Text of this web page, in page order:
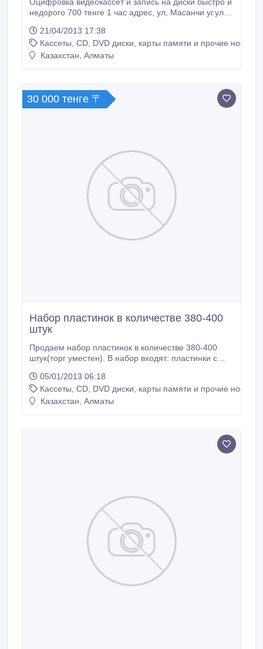
недорого 700 тенге 1 час адрес, ул, Масанчи уг.ул
7072365101.
21/04/2013 17:38
Кассеты, CD, DVD диски, карты памяти и прочие
Казахстан, Алматы
30 000 тенге 〒
Набор пластинок в количестве 380-400
штук
Продаем набор пластинок в количестве 380-400
штук(торг уместен). В набор входят: пластинки с
записи Шаляпина), классическая литература
(произведения Достоевского, Пушкина и д.р.),
поэзия, театр; детские песни, стихи, сказки; песни и
05/01/2013 06:18
Кассеты, CD, DVD диски, карты памяти и прочие
Казахстан, Алматы